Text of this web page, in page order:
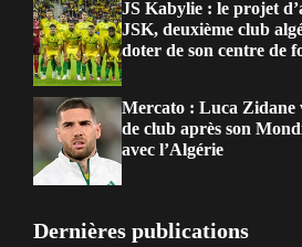
JS Kabylie : le projet
JSK, deuxième club
doter de son centre de
Mercato : Luca Zidane
de club après son
avec l’Algérie
Dernières publications